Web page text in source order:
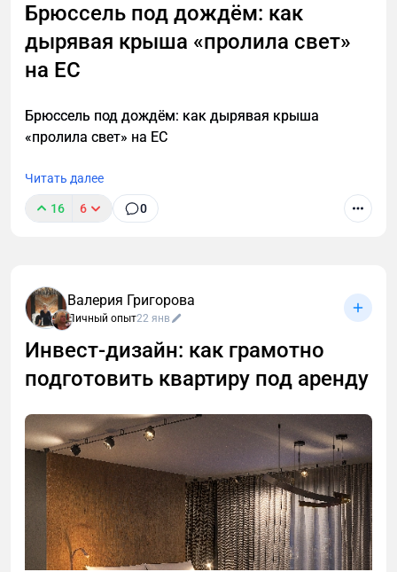
Брюссель под дождём: как
дырявая крыша «пролила свет»
на ЕС
Брюссель под дождём: как дырявая крыша
«пролила свет» на ЕС
Читать далее
16 6 0
Валерия Григорова
Личный опыт22 янв
Инвест‑дизайн: как грамотно
подготовить квартиру под аренду